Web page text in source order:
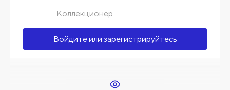
Коллекционер
Войдите или зарегистрируйтесь